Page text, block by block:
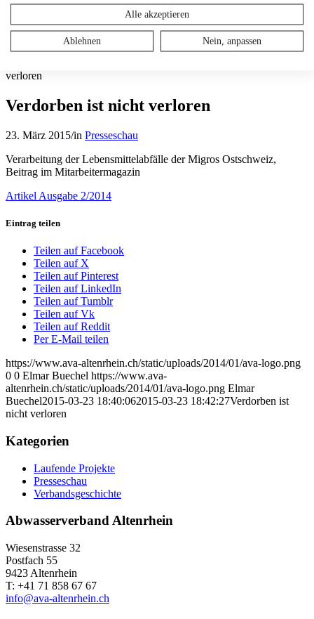
Menü Menü
Blog - Die aktuellen Neuigkeiten
verloren
Verdorben ist nicht verloren
23. März 2015/in Presseschau
Verarbeitung der Lebensmittelabfälle der Migros Ostschweiz,
Beitrag im Mitarbeitermagazin
Artikel Ausgabe 2/2014
Eintrag teilen
Teilen auf Facebook
Teilen auf X
Teilen auf Pinterest
Teilen auf LinkedIn
Teilen auf Tumblr
Teilen auf Vk
Teilen auf Reddit
Per E-Mail teilen
https://www.ava-altenrhein.ch/static/uploads/2014/01/ava-logo.png
0 0 Elmar Buechel https://www.ava-
altenrhein.ch/static/uploads/2014/01/ava-logo.png Elmar
Buechel2015-03-23 18:40:062015-03-23 18:42:27Verdorben ist
nicht verloren
Kategorien
Laufende Projekte
Presseschau
Verbandsgeschichte
Abwasserverband Altenrhein
Wiesenstrasse 32
Postfach 55
9423 Altenrhein
T: +41 71 858 67 67
info@ava-altenrhein.ch
Alle akzeptieren
Ablehnen Nein, anpassen